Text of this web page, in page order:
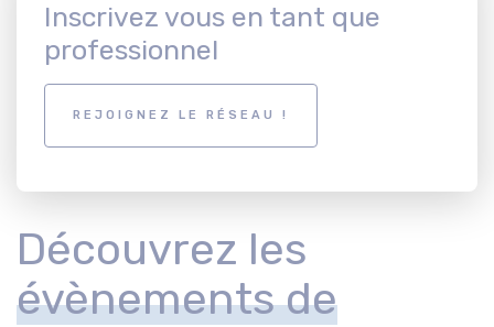
Inscrivez vous en tant que
professionnel
REJOIGNEZ LE RÉSEAU !
Découvrez les
évènements de